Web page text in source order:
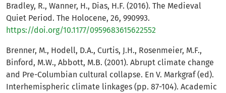
Bradley, R., Wanner, H., Dias, H.F. (2016). The Medieval
Quiet Period. The Holocene, 26, 990993.
https://doi.org/10.1177/0959683615622552
Brenner, M., Hodell, D.A., Curtis, J.H., Rosenmeier, M.F.,
Binford, M.W., Abbott, M.B. (2001). Abrupt climate change
and Pre-Columbian cultural collapse. En V. Markgraf (ed).
Interhemispheric climate linkages (pp. 87-104). Academic